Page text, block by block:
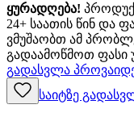
ყურადღება!
24+ საათის წინ და
ვმუშაობთ ამ
გადაამოწმოთ
გადასვლა
საიტზე